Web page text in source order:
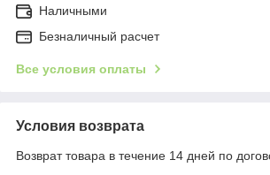
Наличными
Безналичный расчет
Все условия оплаты
Условия возврата
Возврат товара в течение 14 дней по